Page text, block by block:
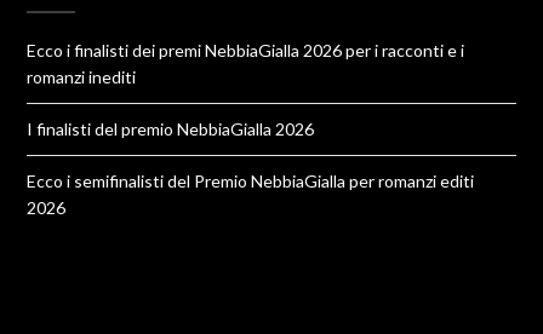
Ecco i finalisti dei premi NebbiaGialla 2026 per i racconti e i
romanzi inediti
I finalisti del premio NebbiaGialla 2026
Ecco i semifinalisti del Premio NebbiaGialla per romanzi editi
2026